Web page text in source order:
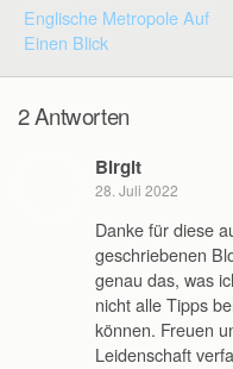
Englische Metropole Auf
Einen Blick
2 Antworten
Birgit
28. Juli 2022
Danke für diese
geschriebenen
genau das, was
nicht alle Tipps
können. Freuen
Leidenschaft